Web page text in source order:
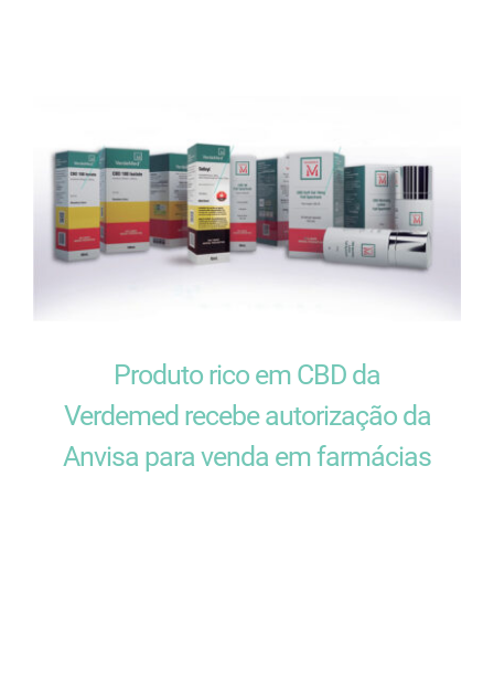
Produto rico em CBD da
Verdemed recebe autorização da
Anvisa para venda em farmácias